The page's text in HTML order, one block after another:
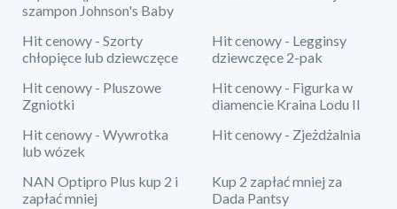
szampon Johnson's Baby
Hit cenowy - Szorty
chłopięce lub dziewczęce
Hit cenowy - Legginsy
dziewczęce 2-pak
Hit cenowy - Pluszowe
Zgniotki
Hit cenowy - Figurka w
diamencie Kraina Lodu II
Hit cenowy - Wywrotka
lub wózek
Hit cenowy - Zjeżdżalnia
NAN Optipro Plus kup 2 i
zapłać mniej
Kup 2 zapłać mniej za
Dada Pantsy